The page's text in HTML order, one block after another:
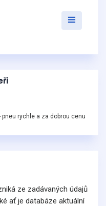
rychle a za dobrou cenu
ze zadávaných údajů
ať je databáze aktuální